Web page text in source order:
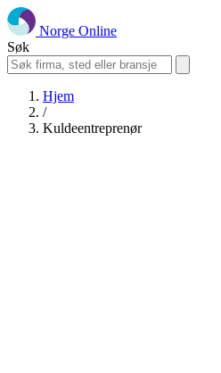
Norge Online
Søk
Hjem
/
Kuldeentreprenør